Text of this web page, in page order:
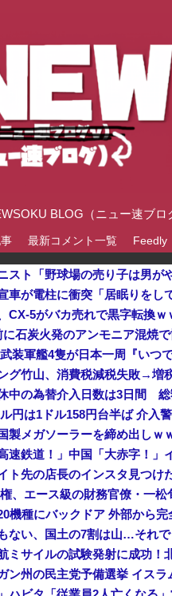
BLOG（ニュー速ブ
最新コメント一覧 Feedly
CX-5がバカ売れで黒字転換
装軍艦4隻が日本一周『いつ
中の為替介入日数は3日間 総
ル円は1ドル158円台半ば 介入
製メガソーラーを締め出しｗ
ト先の店長のインスタ見つけ